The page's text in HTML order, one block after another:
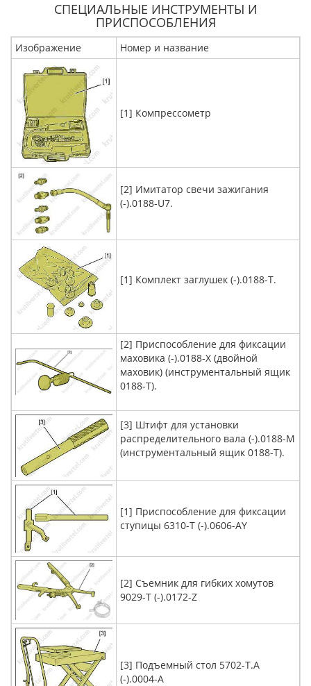
СПЕЦИАЛЬНЫЕ ИНСТРУМЕНТЫ И
ПРИСПОСОБЛЕНИЯ
Изображение Номер и название
[1] Компрессометр
[2] Имитатор свечи зажигания
(-).0188-U7.
[1] Комплект заглушек (-).0188-T.
[2] Приспособление для фиксации
маховика (-).0188-X (двойной
маховик) (инструментальный ящик
0188-T).
[3] Штифт для установки
распределительного вала (-).0188-M
(инструментальный ящик 0188-T).
[1] Приспособление для фиксации
ступицы 6310-T (-).0606-AY
[2] Съемник для гибких хомутов
9029-T (-).0172-Z
[3] Подъемный стол 5702-T.A
(-).0004-A